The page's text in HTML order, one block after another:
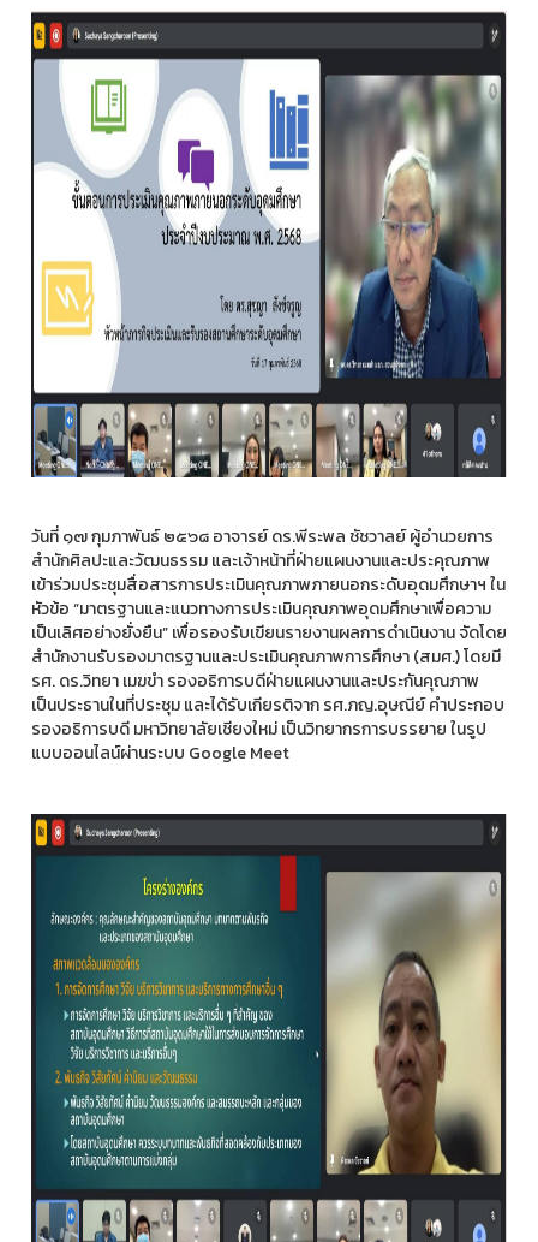
วันที่ ๑๗ กุมภาพันธ์ ๒๕๖๘ อาจารย์ ดร.พีระพล ชัชวาลย์ ผู้อำนวยการ
สำนักศิลปะและวัฒนธรรม และเจ้าหน้าที่ฝ่ายแผนงานและประคุณภาพ
เข้าร่วมประชุมสื่อสารการประเมินคุณภาพภายนอกระดับอุดมศึกษาฯ ใน
หัวข้อ “มาตรฐานและแนวทางการประเมินคุณภาพอุดมศึกษาเพื่อความ
เป็นเลิศอย่างยั่งยืน” เพื่อรองรับเขียนรายงานผลการดำเนินงาน จัดโดย
สำนักงานรับรองมาตรฐานและประเมินคุณภาพการศึกษา (สมศ.) โดยมี
รศ. ดร.วิทยา เมฆขำ รองอธิการบดีฝ่ายแผนงานและประกันคุณภาพ
เป็นประธานในที่ประชุม และได้รับเกียรติจาก รศ.ภญ.อุษณีย์ คำประกอบ
รองอธิการบดี มหาวิทยาลัยเชียงใหม่ เป็นวิทยากรการบรรยาย ในรูป
แบบออนไลน์ผ่านระบบ Google Meet